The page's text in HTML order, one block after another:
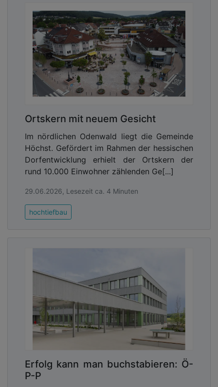
Ortskern mit neuem Gesicht
Im nördlichen Odenwald liegt die Gemeinde
Höchst. Gefördert im Rahmen der hessischen
Dorfentwicklung erhielt der Ortskern der
rund 10.000 Einwohner zählenden Ge[...]
29.06.2026, Lesezeit ca. 4 Minuten
hochtiefbau
Erfolg kann man buchstabieren: Ö-
P-P